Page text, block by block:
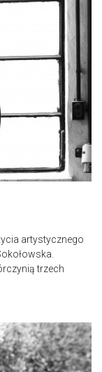
artystycznego
trzech